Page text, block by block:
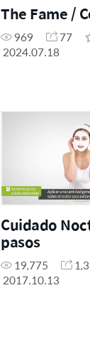
The Fame /
969 77
2024.07.18
Cuidado
pasos
19,775
2017.10.13